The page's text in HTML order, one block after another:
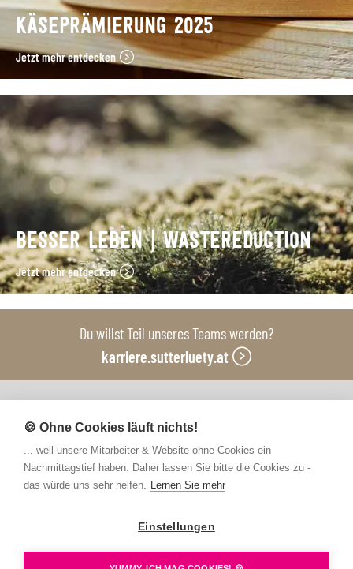
KÄSEPRÄMIERUNG 2025
Jetzt mehr entdecken
BESSER LEBEN | WASTEREDUCTION
Jetzt mehr entdecken
Du willst Teil unseres Teams werden?
karriere.sutterluety.at
Unsere Produktionsbetriebe
Newsletter abonnieren
Hinweisgebersystem
🍪 Ohne Cookies läuft nichts!
... weil unsere Mitarbeiter & Website ohne Cookies ein
Nachmittagstief haben. Daher lassen Sie bitte die Cookies zu -
das würde uns sehr helfen. Lernen Sie mehr
Einstellungen